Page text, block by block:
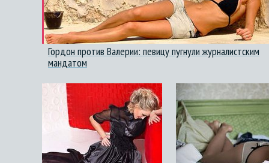
Гордон против Валерии: певицу пугнули журналистским
мандатом